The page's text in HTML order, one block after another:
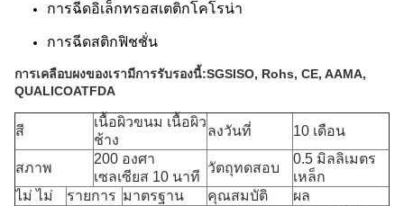
การฉีดอิเล็กทรอสเตติกโคโรน่า
การฉีดสติกฟิชชั่น
การเคลือบผงของเรามีการรับรองนี้:SGSISO, Rohs, CE, AAMA,
QUALICOATFDA
สี
เนื้อผิวขนม เนื้อผิว
ช้าง
ลงวันที่ 10 เดือน
สภาพ
200 องศา
เซลเซียส 10 นาที
วัตถุทดสอบ
0.5 มิลลิเมตร
เหล็ก
ไม่ ไม่
รายการ มาตรฐาน คุณสมบัติ
ผล